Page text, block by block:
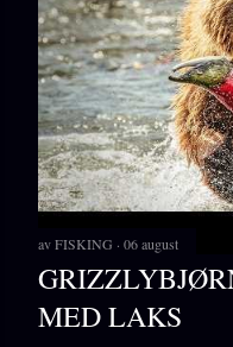
avFISKING 06 august
MED LAKS